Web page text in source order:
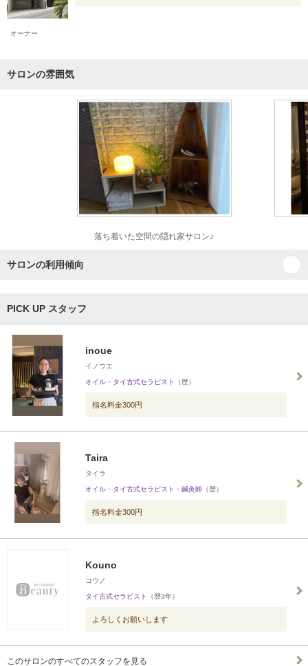
オーナー
サロンの雰囲気
落ち着いた空間の隠れ家サロン♪
サロンの利用傾向
PICK UP スタッフ
inoue
イノウエ
オイル・タイ古式セラピスト （歴）
指名料金300円
Taira
タイラ
オイル・タイ古式セラピスト・鍼灸師 （歴）
指名料金300円
Kouno
コウノ
タイ古式セラピスト （歴3年）
よろしくお願いします
このサロンのすべてのスタッフを見る